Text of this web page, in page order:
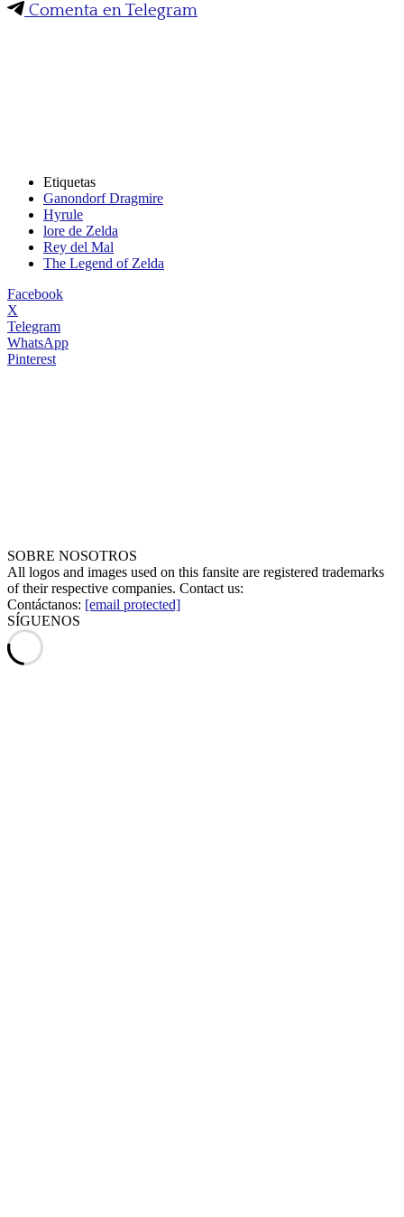
Comenta en Telegram
Etiquetas
Ganondorf Dragmire
Hyrule
lore de Zelda
Rey del Mal
The Legend of Zelda
Facebook
X
Telegram
WhatsApp
Pinterest
SOBRE NOSOTROS
All logos and images used on this fansite are registered trademarks
of their respective companies. Contact us:
Contáctanos: [email protected]
SÍGUENOS